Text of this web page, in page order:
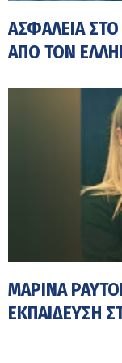
ΑΣΦΆΛΕΙΑ
ΑΠΌ ΤΟΝ
ΜΑΡΊΝΑ
ΕΚΠΑΊΔΕΥΣΗ